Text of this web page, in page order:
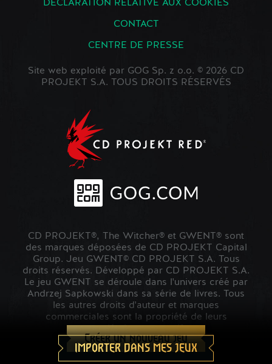
Créer un nouveau jeu
IMPORTER DANS MES JEUX
DÉCLARATION RELATIVE AUX COOKIES
CONTACT
CENTRE DE PRESSE
Site web exploité par GOG Sp. z o.o. © 2026 CD
PROJEKT S.A. TOUS DROITS RÉSERVÉS
CD PROJEKT®, The Witcher® et GWENT® sont
des marques déposées de CD PROJEKT Capital
Group. Jeu GWENT© CD PROJEKT S.A. Tous
droits réservés. Développé par CD PROJEKT S.A.
Le jeu GWENT se déroule dans l'univers créé par
Andrzej Sapkowski dans sa série de livres. Tous
les autres droits d'auteur et marques
commerciales sont la propriété de leurs
propriétaires respectifs.